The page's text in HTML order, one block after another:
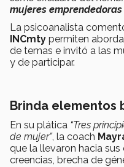
mujeres
La psicoanalista
INCmty permiten
de temas e invitó a las
y de participar.
Brinda elementos
En su plática “Tres
de mujer”, la coach
que la llevaron hacia
creencias, brecha de